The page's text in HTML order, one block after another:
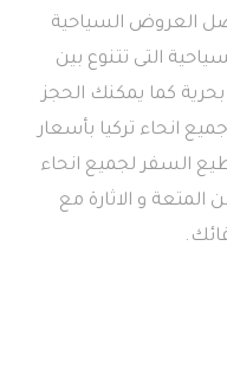
العروض السياحية
التى تتنوع بين
كما يمكنك الحجز
انحاء تركيا بأسعار
السفر لجميع انحاء
المتعة و الاثارة مع